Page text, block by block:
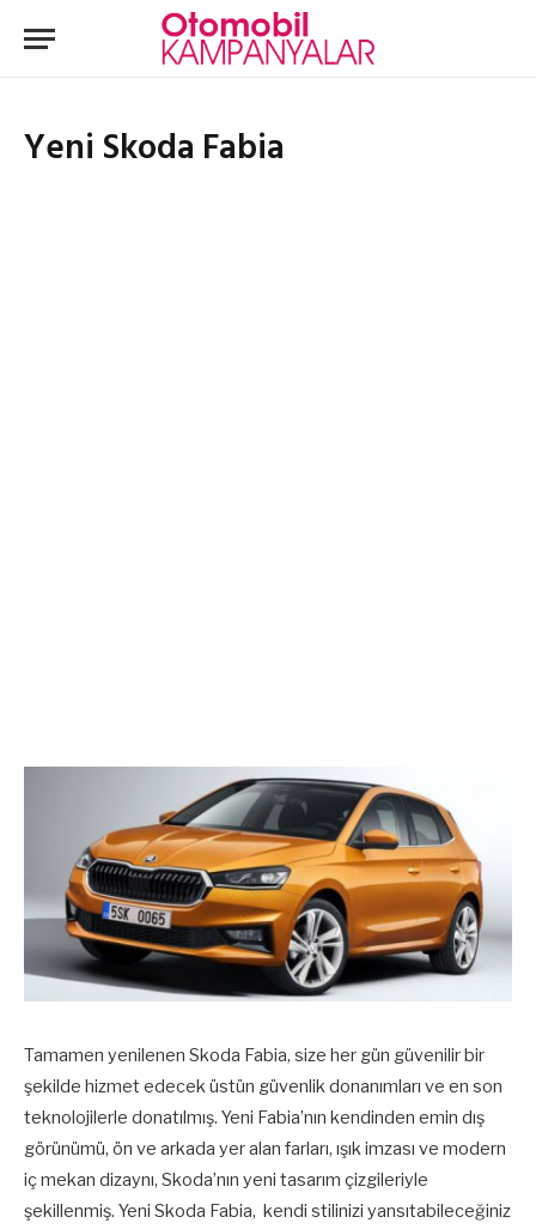
Yeni Skoda Fabia
Tamamen yenilenen Skoda Fabia, size her gün güvenilir bir
şekilde hizmet edecek üstün güvenlik donanımları ve en son
teknolojilerle donatılmış. Yeni Fabia’nın kendinden emin dış
görünümü, ön ve arkada yer alan farları, ışık imzası ve modern
iç mekan dizaynı, Skoda’nın yeni tasarım çizgileriyle
şekillenmiş. Yeni Skoda Fabia, kendi stilinizi yansıtabileceğiniz